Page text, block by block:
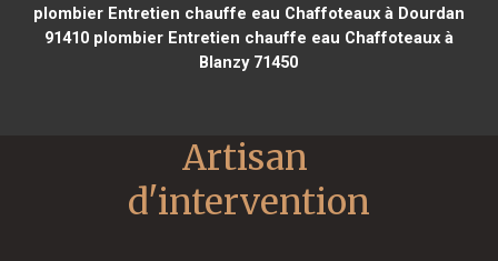
plombier Entretien chauffe eau Chaffoteaux à Dourdan
91410plombier Entretien chauffe eau Chaffoteaux à
Blanzy 71450
Artisan
d'intervention